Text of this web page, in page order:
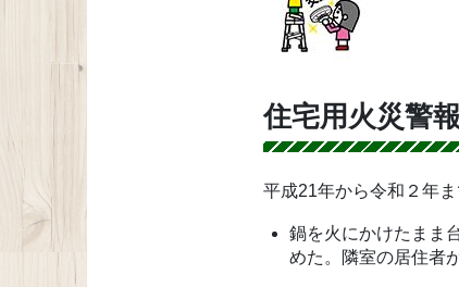
住宅用火災警
平成21年から令和２年
鍋を火にかけたまま
めた。隣室の居住者